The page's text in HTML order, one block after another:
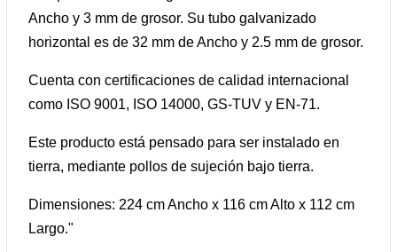
Ancho y 3 mm de grosor. Su tubo galvanizado
horizontal es de 32 mm de Ancho y 2.5 mm de grosor.
Cuenta con certificaciones de calidad internacional
como ISO 9001, ISO 14000, GS-TUV y EN-71.
Este producto está pensado para ser instalado en
tierra, mediante pollos de sujeción bajo tierra.
Dimensiones: 224 cm Ancho x 116 cm Alto x 112 cm
Largo."